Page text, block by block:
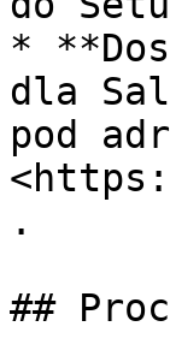
*
dla
pod
.
##